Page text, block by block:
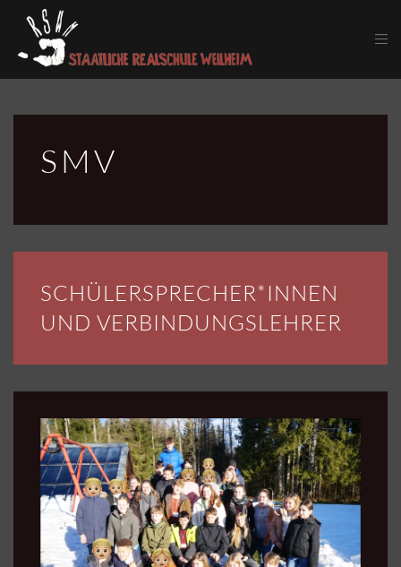
Skip to main content
SMV
SCHÜLERSPRECHER­*INNEN
UND VERBINDUNGS­LEHRER